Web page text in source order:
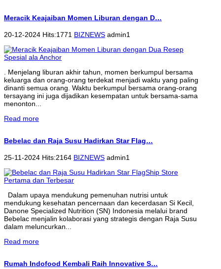
Meracik Keajaiban Momen Liburan dengan D…
20-12-2024 Hits:1771 BIZNEWS admin1
. Menjelang liburan akhir tahun, momen berkumpul bersama
keluarga dan orang-orang terdekat menjadi waktu yang paling
dinanti semua orang. Waktu berkumpul bersama orang-orang
tersayang ini juga dijadikan kesempatan untuk bersama-sama
menonton...
Read more
Bebelac dan Raja Susu Hadirkan Star Flag…
25-11-2024 Hits:2164 BIZNEWS admin1
Dalam upaya mendukung pemenuhan nutrisi untuk
mendukung kesehatan pencernaan dan kecerdasan Si Kecil,
Danone Specialized Nutrition (SN) Indonesia melalui brand
Bebelac menjalin kolaborasi yang strategis dengan Raja Susu
dalam meluncurkan...
Read more
Rumah Indofood Kembali Raih Innovative S…